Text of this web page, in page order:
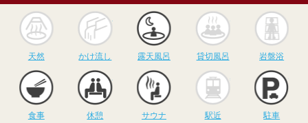
天然
かけ流し
かけ流し
露天風呂
露天風呂
貸切風呂
貸切風呂 岩盤浴
食事 休憩
サウナ
サウナ 駅近 駐車